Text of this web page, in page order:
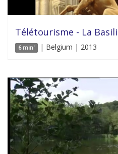
Télétourisme - La
6 min' | Belgium | 2013